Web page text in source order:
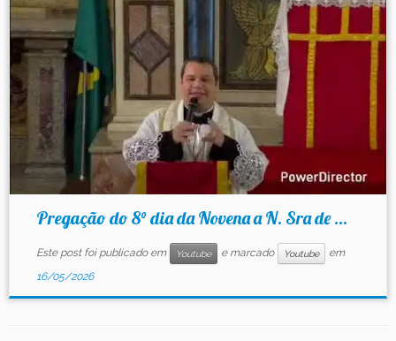
Pregação do 8° dia da Novena a N. Sra de ...
Este post foi publicado em Youtube e marcado Youtube
em
16/05/2026